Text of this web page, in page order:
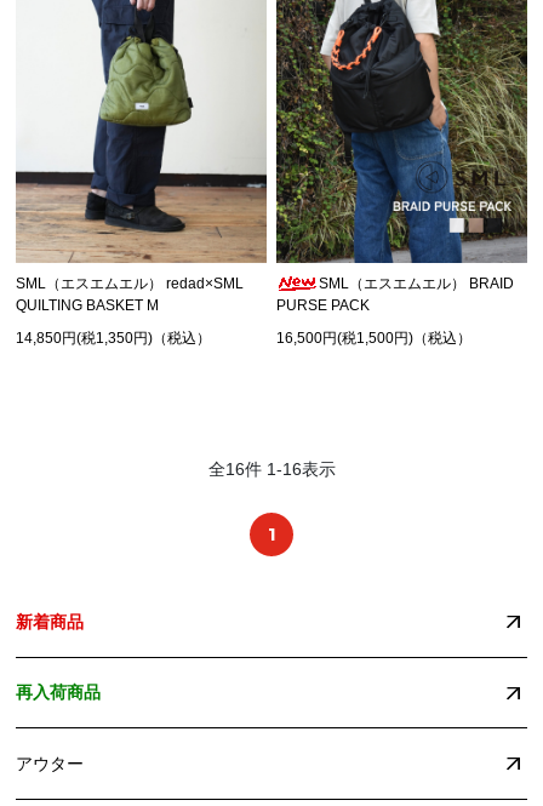
SML（エスエムエル） redad×SML
QUILTING BASKET M
14,850円(税1,350円)（税込）
SML（エスエムエル） BRAID
PURSE PACK
16,500円(税1,500円)（税込）
全16件 1-16表示
1
新着商品
再入荷商品
アウター